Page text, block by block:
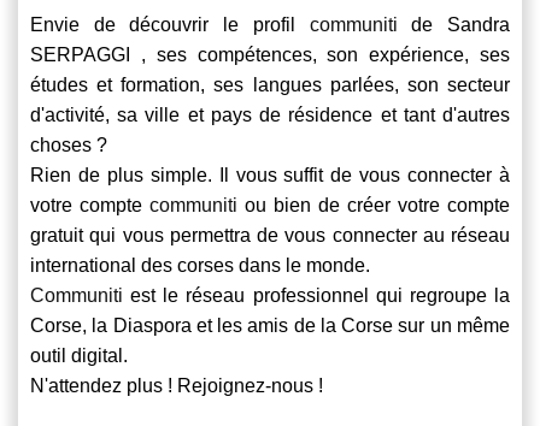
Envie de découvrir le profil communiti de Sandra
SERPAGGI , ses compétences, son expérience, ses
études et formation, ses langues parlées, son secteur
d'activité, sa ville et pays de résidence et tant d'autres
choses ?
Rien de plus simple. Il vous suffit de vous connecter à
votre compte communiti ou bien de créer votre compte
gratuit qui vous permettra de vous connecter au réseau
international des corses dans le monde.
Communiti est le réseau professionnel qui regroupe la
Corse, la Diaspora et les amis de la Corse sur un même
outil digital.
N'attendez plus ! Rejoignez-nous !